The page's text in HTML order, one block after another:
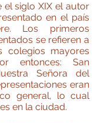
el siglo XIX el autor
en el país
Los primeros
se refieren a
colegios mayores
entonces: San
Señora del
eran
general, lo cual
en la ciudad.